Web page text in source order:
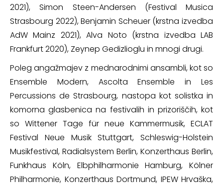
2021), Simon Steen-Andersen (Festival Musica
Strasbourg 2022), Benjamin Scheuer (krstna izvedba
AdW Mainz 2021), Alva Noto (krstna izvedba LAB
Frankfurt 2020), Zeynep Gedizlioglu in mnogi drugi.
Poleg angažmajev z mednarodnimi ansambli, kot so
Ensemble Modern, Ascolta Ensemble in Les
Percussions de Strasbourg, nastopa kot solistka in
komorna glasbenica na festivalih in prizoriščih, kot
so Wittener Tage für neue Kammermusik, ECLAT
Festival Neue Musik Stuttgart, Schleswig-Holstein
Musikfestival, Radialsystem Berlin, Konzerthaus Berlin,
Funkhaus Köln, Elbphilharmonie Hamburg, Kölner
Philharmonie, Konzerthaus Dortmund, IPEW Hrvaška,